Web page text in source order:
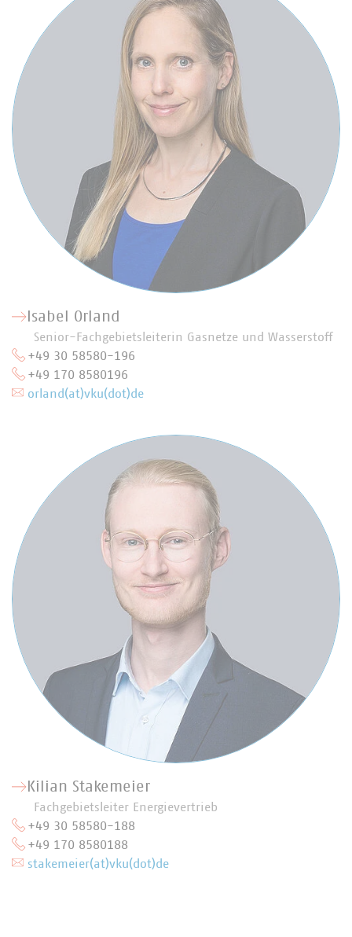
Isabel Orland
Senior-Fachgebietsleiterin Gasnetze und Wasserstoff
+49 30 58580-196
+49 170 8580196
orland(at)vku(dot)de
Kilian Stakemeier
Fachgebietsleiter Energievertrieb
+49 30 58580-188
+49 170 8580188
stakemeier(at)vku(dot)de